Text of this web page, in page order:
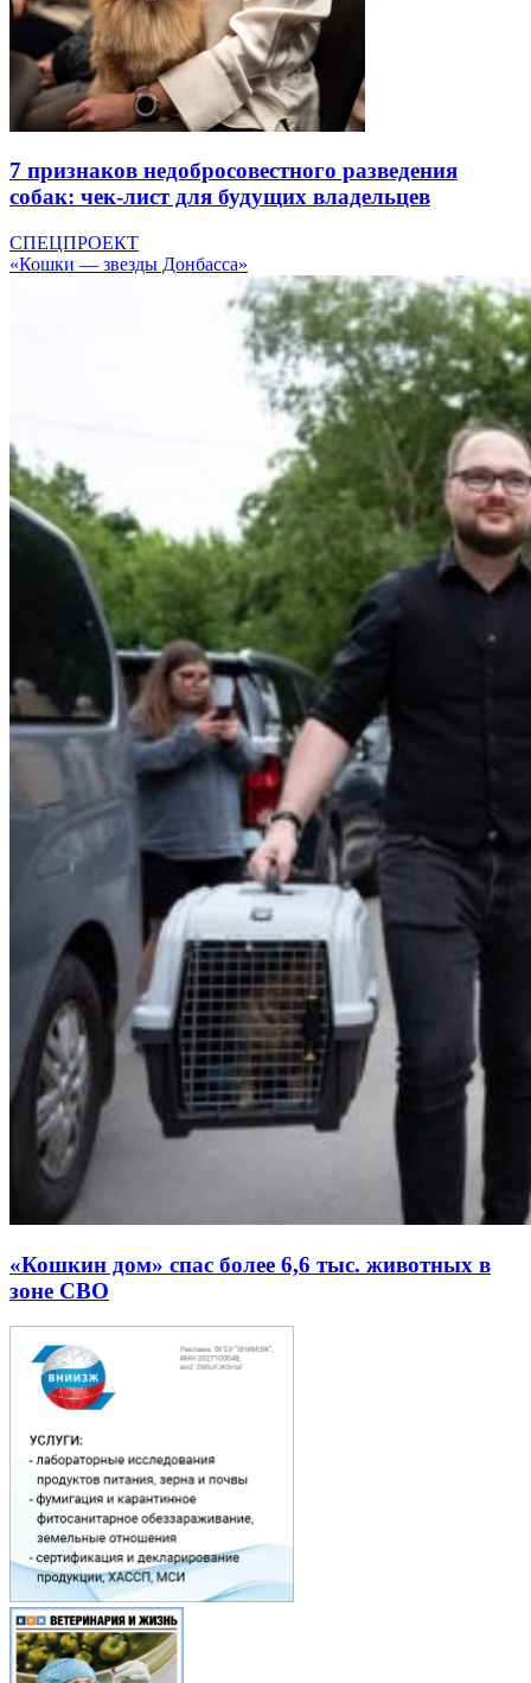
7 признаков недобросовестного разведения
собак: чек-лист для будущих владельцев
СПЕЦПРОЕКТ
«Кошки — звезды Донбасса»
«Кошкин дом» спас более 6,6 тыс. животных в
зоне СВО